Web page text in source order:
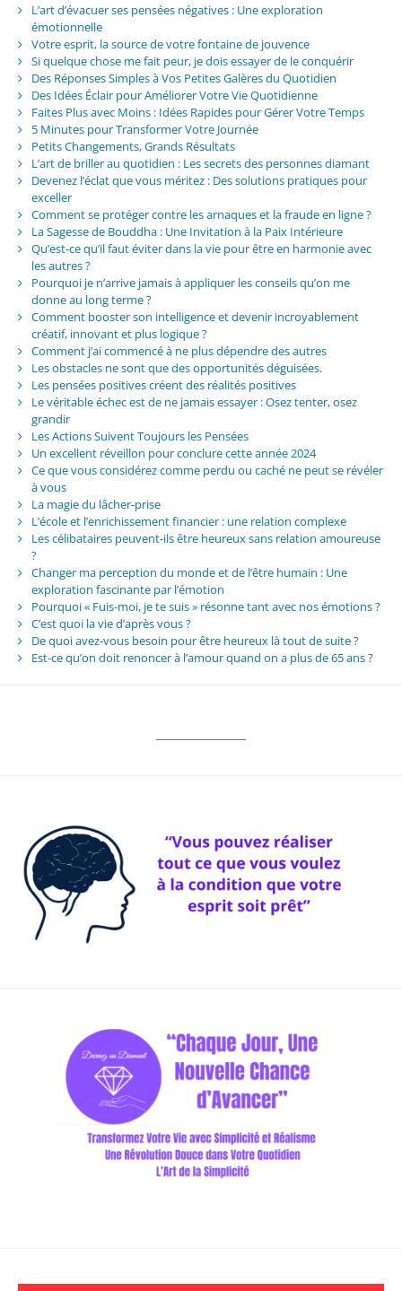
L’art d’évacuer ses pensées négatives : Une exploration
émotionnelle
Votre esprit, la source de votre fontaine de jouvence
Si quelque chose me fait peur, je dois essayer de le conquérir
Des Réponses Simples à Vos Petites Galères du Quotidien
Des Idées Éclair pour Améliorer Votre Vie Quotidienne
Faites Plus avec Moins : Idées Rapides pour Gérer Votre Temps
5 Minutes pour Transformer Votre Journée
Petits Changements, Grands Résultats
L’art de briller au quotidien : Les secrets des personnes diamant
Devenez l’éclat que vous méritez : Des solutions pratiques pour
exceller
Comment se protéger contre les arnaques et la fraude en ligne ?
La Sagesse de Bouddha : Une Invitation à la Paix Intérieure
Qu’est-ce qu’il faut éviter dans la vie pour être en harmonie avec
les autres ?
Pourquoi je n’arrive jamais à appliquer les conseils qu’on me
donne au long terme ?
Comment booster son intelligence et devenir incroyablement
créatif, innovant et plus logique ?
Comment j’ai commencé à ne plus dépendre des autres
Les obstacles ne sont que des opportunités déguisées.
Les pensées positives créent des réalités positives
Le véritable échec est de ne jamais essayer : Osez tenter, osez
grandir
Les Actions Suivent Toujours les Pensées
Un excellent réveillon pour conclure cette année 2024
Ce que vous considérez comme perdu ou caché ne peut se révéler
à vous
La magie du lâcher-prise
L’école et l’enrichissement financier : une relation complexe
Les célibataires peuvent-ils être heureux sans relation amoureuse
?
Changer ma perception du monde et de l’être humain : Une
exploration fascinante par l’émotion
Pourquoi « Fuis-moi, je te suis » résonne tant avec nos émotions ?
C’est quoi la vie d’après vous ?
De quoi avez-vous besoin pour être heureux là tout de suite ?
Est-ce qu’on doit renoncer à l’amour quand on a plus de 65 ans ?